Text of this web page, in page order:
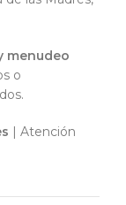
menudeo
o
| Atención